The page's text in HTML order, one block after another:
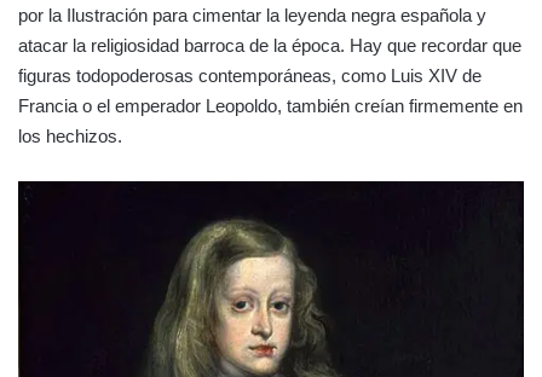
por la Ilustración para cimentar la leyenda negra española y
atacar la religiosidad barroca de la época. Hay que recordar que
figuras todopoderosas contemporáneas, como Luis XIV de
Francia o el emperador Leopoldo, también creían firmemente en
los hechizos.